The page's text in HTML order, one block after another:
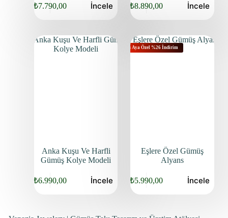
₺7.790,00 İncele ₺8.890,00 İncele
Anka Kuşu Ve Harfli
Gümüş Kolye Modeli
₺6.990,00 İncele
Bu Aya Özel %26 İndirim
Eşlere Özel Gümüş
Alyans
₺5.990,00 İncele